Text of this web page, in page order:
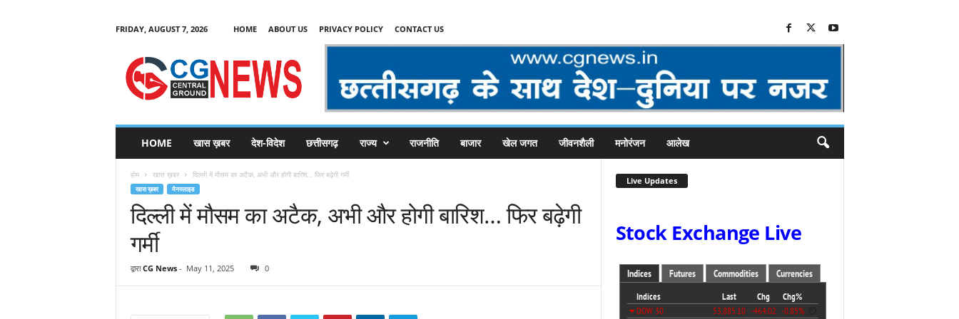
FRIDAY, AUGUST 7, 2026 HOME ABOUT US PRIVACY POLICY CONTACT US
C
HOME खास ख़बर देश-विदेश छत्तीसगढ़ राज्य राजनीति बाजार खेल जगत जीवनशैली मनोरंजन आलेख
होम खास ख़बर दिल्ली में मौसम का अटैक, अभी और होगी बारिश… फिर बढ़ेगी गर्मी
खास ख़बर मेनस्लाइड
दिल्ली में मौसम का अटैक, अभी और होगी बारिश… फिर बढ़ेगी
गर्मी
द्वारा CG News- May 11, 2025 0
Live Updates
Stock Exchange Live